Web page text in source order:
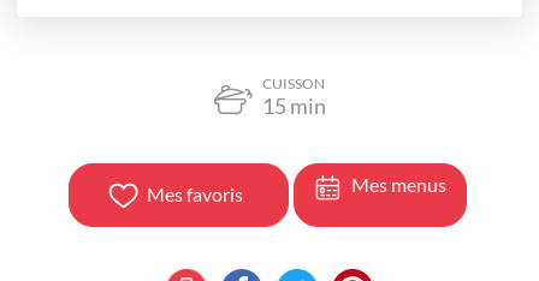
CUISSON
15 min
Mes favoris Mes menus